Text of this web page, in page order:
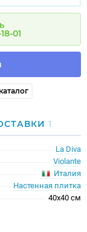
01
1
La Diva
Violante
Италия
Настенная плитка
40x40 см